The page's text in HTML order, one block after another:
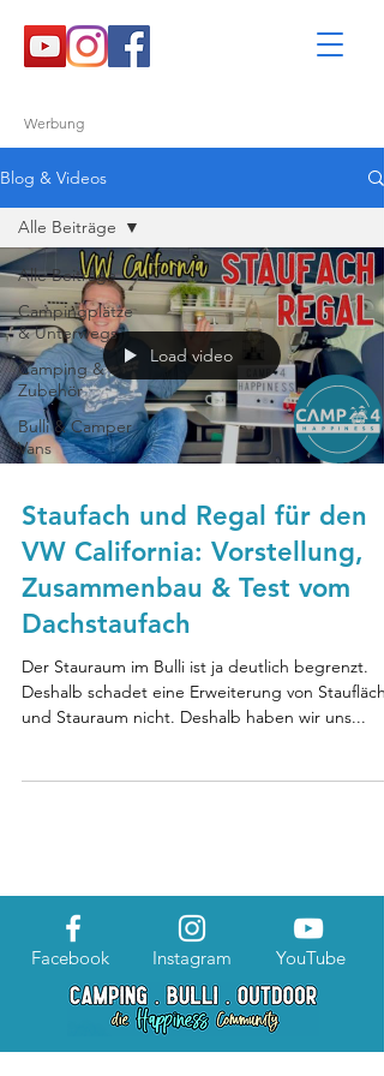
Werbung
Blog & Videos
Alle Beiträge
Campingplätze
& Unterwegs
Camping &
Zubehör
Bulli & Camper
Vans
Alle Beiträge
Load video
Staufach und Regal für den
VW California: Vorstellung,
Zusammenbau & Test vom
Dachstaufach
Der Stauraum im Bulli ist ja deutlich begrenzt.
Deshalb schadet eine Erweiterung von Staufläche
und Stauraum nicht. Deshalb haben wir uns...
Facebook Instagram YouTube